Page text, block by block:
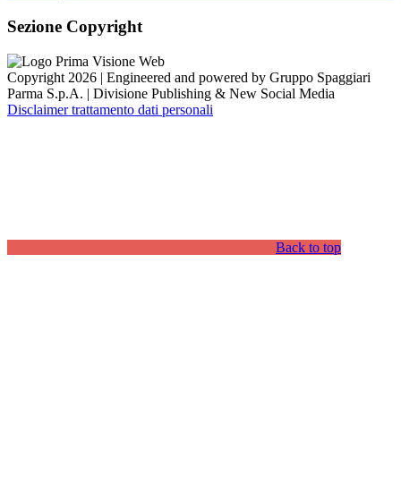
Sezione Copyright
Copyright 2026 | Engineered and powered by Gruppo Spaggiari
Parma S.p.A. | Divisione Publishing & New Social Media
Disclaimer trattamento dati personali
Back to top